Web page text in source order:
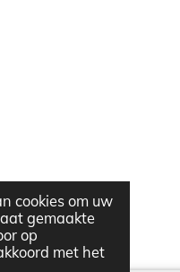
cookies om uw
gemaakte
op
met het